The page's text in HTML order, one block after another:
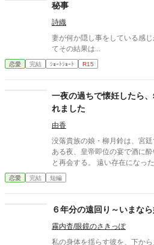
秘事
詩織
妻が何か隠し事をしている感
てその結果は...
恋愛 完結 ｼｮｰﾄｼｮｰﾄ R15
一夜の過ちで懐妊したら
れました
由香
没落貴族の娘・柳月鈴は、宮
ある夜、皇帝即位の宴で酒に
と再会する。 遠い存在になったはずの彼。 けれど、その夜をきっ
かけに月鈴の運命は大きく動き出す。 冷酷と恐れられ
なぜか彼女だけには甘すぎて
恋愛 完結 短編
６年分の遠回り～いまな
霧内杳/眼鏡のさきっぽ
私の身体を揺らす彼を、下か